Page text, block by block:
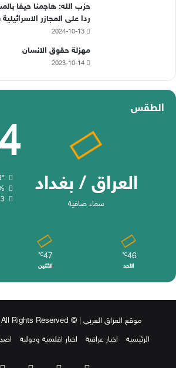
حزب الله: هاجمنا حيفا
ردا على المجازر
2024-10-13
مهزلة حقوق الانسان
2023-10-14
الطقس
العراق / بغداد
سماء صافية
46º - 39º
46
℃
الأحد
47
℃
الأثنين
موقع العراق العربي | © Copyright 2026, All Rights Reserved
الرئيسية
اخبار عراقية اخبار اقليمية ودولية